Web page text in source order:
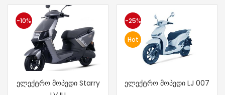
-10%
ელექტრო მოპედი Starry
-25%
Hot
ელექტრო მოპედი LJ 007